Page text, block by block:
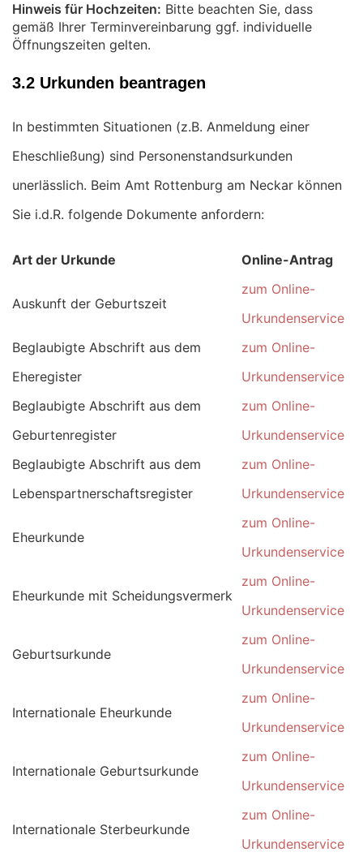
Hinweis für Hochzeiten: Bitte beachten Sie, dass
gemäß Ihrer Terminvereinbarung ggf. individuelle
Öffnungszeiten gelten.
3.2 Urkunden beantragen
In bestimmten Situationen (z.B. Anmeldung einer
Eheschließung) sind Personenstandsurkunden
unerlässlich. Beim Amt Rottenburg am Neckar können
Sie i.d.R. folgende Dokumente anfordern:
Art der Urkunde Online-Antrag
Auskunft der Geburtszeit
zum Online-
Urkundenservice
Beglaubigte Abschrift aus dem
Eheregister
zum Online-
Urkundenservice
Beglaubigte Abschrift aus dem
Geburtenregister
zum Online-
Urkundenservice
Beglaubigte Abschrift aus dem
Lebenspartnerschaftsregister
zum Online-
Urkundenservice
Eheurkunde
zum Online-
Urkundenservice
Eheurkunde mit Scheidungsvermerk
zum Online-
Urkundenservice
Geburtsurkunde
zum Online-
Urkundenservice
Internationale Eheurkunde
zum Online-
Urkundenservice
Internationale Geburtsurkunde
zum Online-
Urkundenservice
Internationale Sterbeurkunde
zum Online-
Urkundenservice